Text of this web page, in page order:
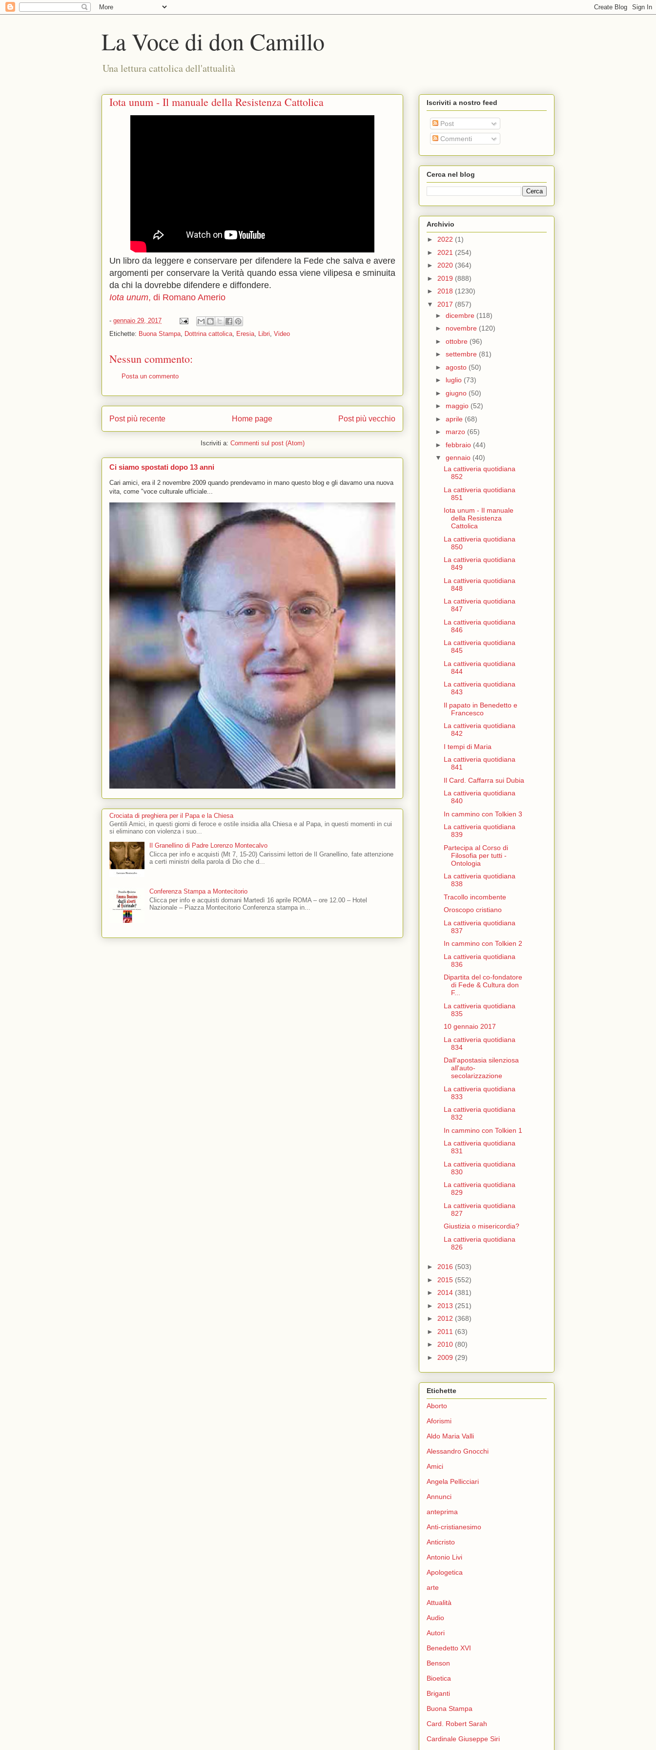
La Voce di don Camillo
Una lettura cattolica dell'attualità
Iota unum - Il manuale della Resistenza Cattolica
Un libro da leggere e conservare per difendere la Fede che salva e avere
argomenti per conservare la Verità quando essa viene vilipesa e sminuita
da chi la dovrebbe difendere e diffondere.
Iota unum, di Romano Amerio
- gennaio 29, 2017
Etichette: Buona Stampa, Dottrina cattolica, Eresia, Libri, Video
Nessun commento:
Posta un commento
Post più recente Post più vecchio
Home page
Iscriviti a: Commenti sul post (Atom)
Ci siamo spostati dopo 13 anni
Cari amici, era il 2 novembre 2009 quando prendevamo in mano questo blog e gli davamo una nuova
vita, come "voce culturale ufficiale...
Crociata di preghiera per il Papa e la Chiesa
Gentili Amici, in questi giorni di feroce e ostile insidia alla Chiesa e al Papa, in questi momenti in cui
si eliminano con violenza i suo...
Il Granellino di Padre Lorenzo Montecalvo
Clicca per info e acquisti (Mt 7, 15-20) Carissimi lettori de Il Granellino, fate attenzione
a certi ministri della parola di Dio che d...
Conferenza Stampa a Montecitorio
Clicca per info e acquisti domani Martedì 16 aprile ROMA – ore 12.00 – Hotel
Nazionale – Piazza Montecitorio Conferenza stampa in...
Iscriviti a nostro feed
Post
Commenti
Cerca nel blog
Archivio
► 2022 (1)
► 2021 (254)
► 2020 (364)
► 2019 (888)
► 2018 (1230)
▼ 2017 (857)
► dicembre (118)
► novembre (120)
► ottobre (96)
► settembre (81)
► agosto (50)
► luglio (73)
► giugno (50)
► maggio (52)
► aprile (68)
► marzo (65)
► febbraio (44)
▼ gennaio (40)
La cattiveria quotidiana
852
La cattiveria quotidiana
851
Iota unum - Il manuale
della Resistenza
Cattolica
La cattiveria quotidiana
850
La cattiveria quotidiana
849
La cattiveria quotidiana
848
La cattiveria quotidiana
847
La cattiveria quotidiana
846
La cattiveria quotidiana
845
La cattiveria quotidiana
844
La cattiveria quotidiana
843
Il papato in Benedetto e
Francesco
La cattiveria quotidiana
842
I tempi di Maria
La cattiveria quotidiana
841
Il Card. Caffarra sui Dubia
La cattiveria quotidiana
840
In cammino con Tolkien 3
La cattiveria quotidiana
839
Partecipa al Corso di
Filosofia per tutti -
Ontologia
La cattiveria quotidiana
838
Tracollo incombente
Oroscopo cristiano
La cattiveria quotidiana
837
In cammino con Tolkien 2
La cattiveria quotidiana
836
Dipartita del co-fondatore
di Fede & Cultura don
F...
La cattiveria quotidiana
835
10 gennaio 2017
La cattiveria quotidiana
834
Dall'apostasia silenziosa
all'auto-
secolarizzazione
La cattiveria quotidiana
833
La cattiveria quotidiana
832
In cammino con Tolkien 1
La cattiveria quotidiana
831
La cattiveria quotidiana
830
La cattiveria quotidiana
829
La cattiveria quotidiana
827
Giustizia o misericordia?
La cattiveria quotidiana
826
► 2016 (503)
► 2015 (552)
► 2014 (381)
► 2013 (251)
► 2012 (368)
► 2011 (63)
► 2010 (80)
► 2009 (29)
Etichette
Aborto
Aforismi
Aldo Maria Valli
Alessandro Gnocchi
Amici
Angela Pellicciari
Annunci
anteprima
Anti-cristianesimo
Anticristo
Antonio Livi
Apologetica
arte
Attualità
Audio
Autori
Benedetto XVI
Benson
Bioetica
Briganti
Buona Stampa
Card. Robert Sarah
Cardinale Giuseppe Siri